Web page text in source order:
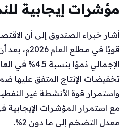
مؤشرات إيجابية
أشار خبراء الصندوق إلى أن
قويًا في مطلع
تخفيضات الإنتاج المتفق عليها
واستمرار قوة الأنشطة غير
مع استمرار المؤشرات
معدل التضخم إلى ما دون 2%.